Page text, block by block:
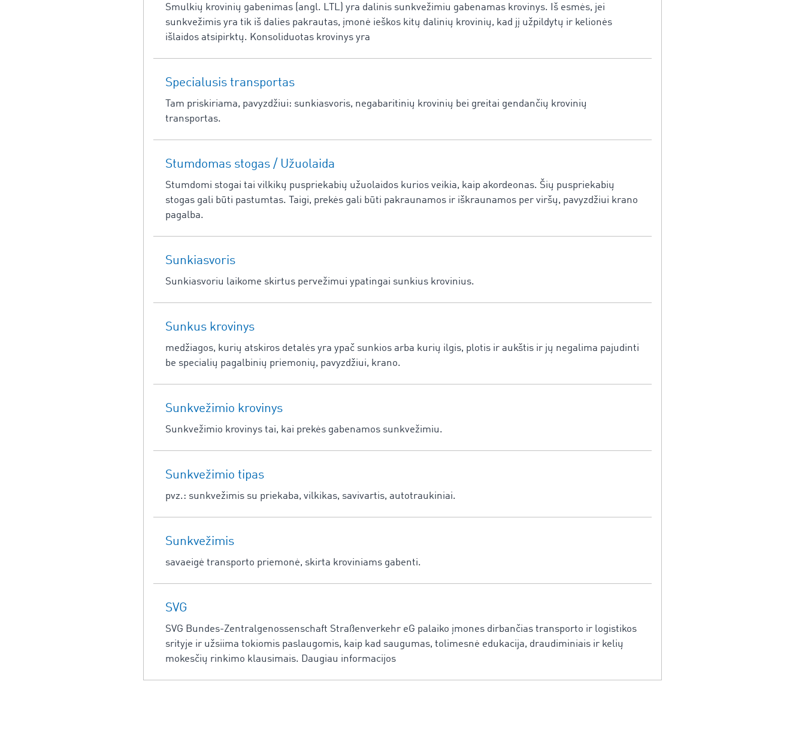
Smulkių krovinių gabenimas (angl. LTL) yra dalinis sunkvežimiu gabenamas krovinys. Iš esmės, jei
sunkvežimis yra tik iš dalies pakrautas, įmonė ieškos kitų dalinių krovinių, kad jį užpildytų ir kelionės
išlaidos atsipirktų. Konsoliduotas krovinys yra
Specialusis transportas
Tam priskiriama, pavyzdžiui: sunkiasvoris, negabaritinių krovinių bei greitai gendančių krovinių
transportas.
Stumdomas stogas / Užuolaida
Stumdomi stogai tai vilkikų puspriekabių užuolaidos kurios veikia, kaip akordeonas. Šių puspriekabių
stogas gali būti pastumtas. Taigi, prekės gali būti pakraunamos ir iškraunamos per viršų, pavyzdžiui krano
pagalba.
Sunkiasvoris
Sunkiasvoriu laikome skirtus pervežimui ypatingai sunkius krovinius.
Sunkus krovinys
medžiagos, kurių atskiros detalės yra ypač sunkios arba kurių ilgis, plotis ir aukštis ir jų negalima pajudinti
be specialių pagalbinių priemonių, pavyzdžiui, krano.
Sunkvežimio krovinys
Sunkvežimio krovinys tai, kai prekės gabenamos sunkvežimiu.
Sunkvežimio tipas
pvz.: sunkvežimis su priekaba, vilkikas, savivartis, autotraukiniai.
Sunkvežimis
savaeigė transporto priemonė, skirta kroviniams gabenti.
SVG
SVG Bundes-Zentralgenossenschaft Straßenverkehr eG palaiko įmones dirbančias transporto ir logistikos
srityje ir užsiima tokiomis paslaugomis, kaip kad saugumas, tolimesnė edukacija, draudiminiais ir kelių
mokesčių rinkimo klausimais. Daugiau informacijos